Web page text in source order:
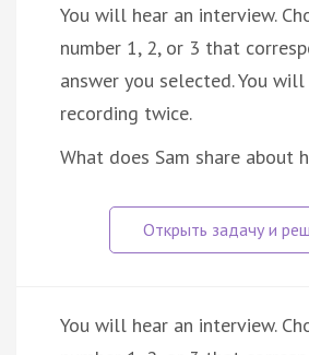
You will hear an interview.
number 1, 2, or 3 that
answer you selected. You
recording twice.
What does Sam share about
You will hear an interview.